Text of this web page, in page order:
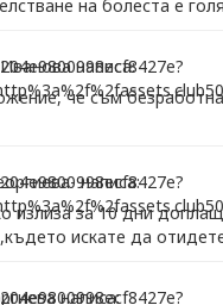
на болеста е
написа:
че съм
написа:
излиза за 10 дни
искате да
написа: